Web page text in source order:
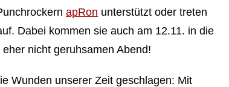
apRon unterstützt oder treten
Dabei kommen sie auch am 12.11. in die
nicht geruhsamen Abend!
Wunden unserer Zeit geschlagen: Mit